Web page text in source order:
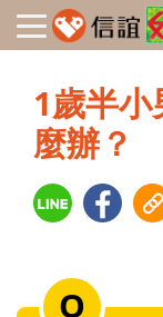
1歲半
麼辦？